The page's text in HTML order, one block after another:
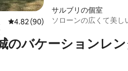
レビュー90件、5つ星中4.82つ星の
4.82 (90)
サルブリの個室
ソローンの広くて美し
のバケーションレ